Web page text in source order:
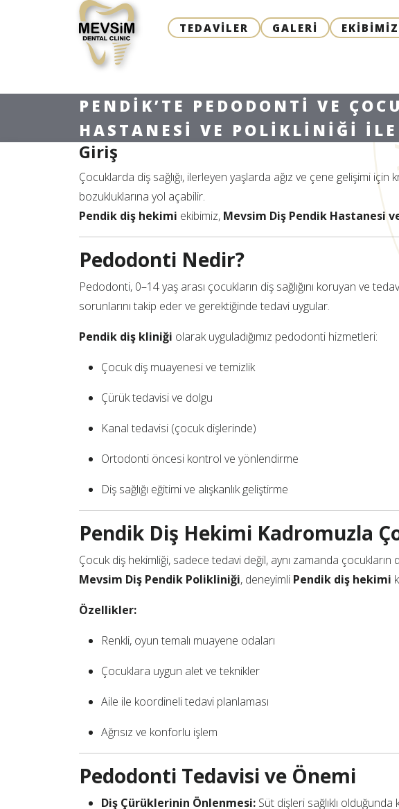
TEDAVILER GALERI EKIBIMIZ
PENDIK’TE PEDODONTI VE
HASTANESI VE POLIKLINIĞI
Giriş
Çocuklarda diş sağlığı, ilerleyen yaşlarda ağız ve çene gelişimi
bozukluklarına yol açabilir.
Pendik diş hekimi ekibimiz, Mevsim Diş Pendik Hastanesi
Pedodonti Nedir?
Pedodonti, 0–14 yaş arası çocukların diş sağlığını koruyan ve
sorunlarını takip eder ve gerektiğinde tedavi uygular.
Pendik diş kliniği olarak uyguladığımız pedodonti hizmetleri:
Çocuk diş muayenesi ve temizlik
Çürük tedavisi ve dolgu
Kanal tedavisi (çocuk dişlerinde)
Ortodonti öncesi kontrol ve yönlendirme
Diş sağlığı eğitimi ve alışkanlık geliştirme
Pendik Diş Hekimi Kadromuzla
Çocuk diş hekimliği, sadece tedavi değil, aynı zamanda
Mevsim Diş Pendik Polikliniği, deneyimli Pendik diş hekimi
Özellikler:
Renkli, oyun temalı muayene odaları
Çocuklara uygun alet ve teknikler
Aile ile koordineli tedavi planlaması
Ağrısız ve konforlu işlem
Pedodonti Tedavisi ve Önemi
Diş Çürüklerinin Önlenmesi: Süt dişleri sağlıklı olduğunda